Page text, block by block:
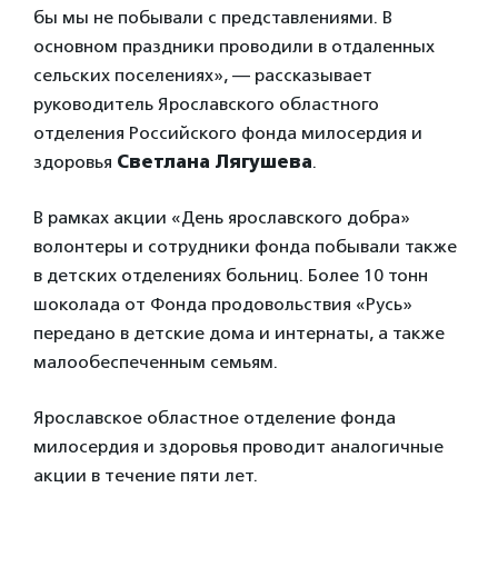
бы мы не побывали с представлениями. В
основном праздники проводили в отдаленных
сельских поселениях», — рассказывает
руководитель Ярославского областного
отделения Российского фонда милосердия и
здоровья Светлана Лягушева.
В рамках акции «День ярославского добра»
волонтеры и сотрудники фонда побывали также
в детских отделениях больниц. Более 10 тонн
шоколада от Фонда продовольствия «Русь»
передано в детские дома и интернаты, а также
малообеспеченным семьям.
Ярославское областное отделение фонда
милосердия и здоровья проводит аналогичные
акции в течение пяти лет.